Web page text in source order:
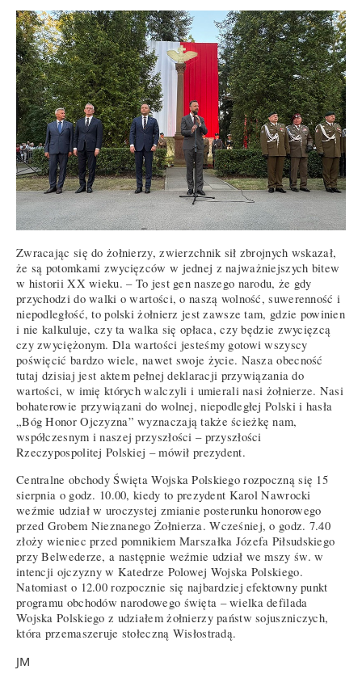
Zwracając się do żołnierzy, zwierzchnik sił zbrojnych wskazał,
że są potomkami zwycięzców w jednej z najważniejszych bitew
w historii XX wieku. – To jest gen naszego narodu, że gdy
przychodzi do walki o wartości, o naszą wolność, suwerenność i
niepodległość, to polski żołnierz jest zawsze tam, gdzie powinien
i nie kalkuluje, czy ta walka się opłaca, czy będzie zwycięzcą
czy zwyciężonym. Dla wartości jesteśmy gotowi wszyscy
poświęcić bardzo wiele, nawet swoje życie. Nasza obecność
tutaj dzisiaj jest aktem pełnej deklaracji przywiązania do
wartości, w imię których walczyli i umierali nasi żołnierze. Nasi
bohaterowie przywiązani do wolnej, niepodległej Polski i hasła
„Bóg Honor Ojczyzna” wyznaczają także ścieżkę nam,
współczesnym i naszej przyszłości – przyszłości
Rzeczypospolitej Polskiej – mówił prezydent.
Centralne obchody Święta Wojska Polskiego rozpoczną się 15
sierpnia o godz. 10.00, kiedy to prezydent Karol Nawrocki
weźmie udział w uroczystej zmianie posterunku honorowego
przed Grobem Nieznanego Żołnierza. Wcześniej, o godz. 7.40
złoży wieniec przed pomnikiem Marszałka Józefa Piłsudskiego
przy Belwederze, a następnie weźmie udział we mszy św. w
intencji ojczyzny w Katedrze Polowej Wojska Polskiego.
Natomiast o 12.00 rozpocznie się najbardziej efektowny punkt
programu obchodów narodowego święta – wielka defilada
Wojska Polskiego z udziałem żołnierzy państw sojuszniczych,
która przemaszeruje stołeczną Wisłostradą.
JM